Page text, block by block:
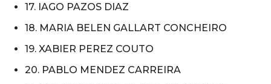
17. IAGO PAZOS DIAZ
18. MARIA BELEN GALLART CONCHEIRO
19. XABIER PEREZ COUTO
20. PABLO MENDEZ CARREIRA